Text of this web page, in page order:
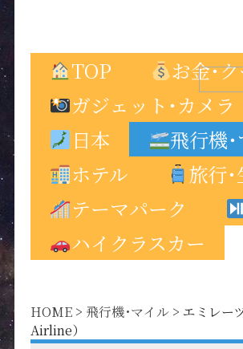
TOP
お金･
ガジェット･カメラ
日本
飛行機
ホテル
旅行･
テーマパーク
ハイクラスカー
HOME> 飛行機･マイル> エミレー
Airline）